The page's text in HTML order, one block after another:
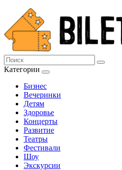
Категории
Бизнес
Вечеринки
Детям
Здоровье
Концерты
Развитие
Театры
Фестивали
Шоу
Экскурсии